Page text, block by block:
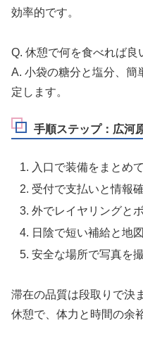
効率的です。
Q. 休憩で何を食べれば良
A. 小袋の糖分と塩分、簡
定します。
手順ステップ：広河
入口で装備をまとめ
受付で支払いと情報
外でレイヤリングと
日陰で短い補給と地
安全な場所で写真を
滞在の品質は段取りで決
休憩で、体力と時間の余